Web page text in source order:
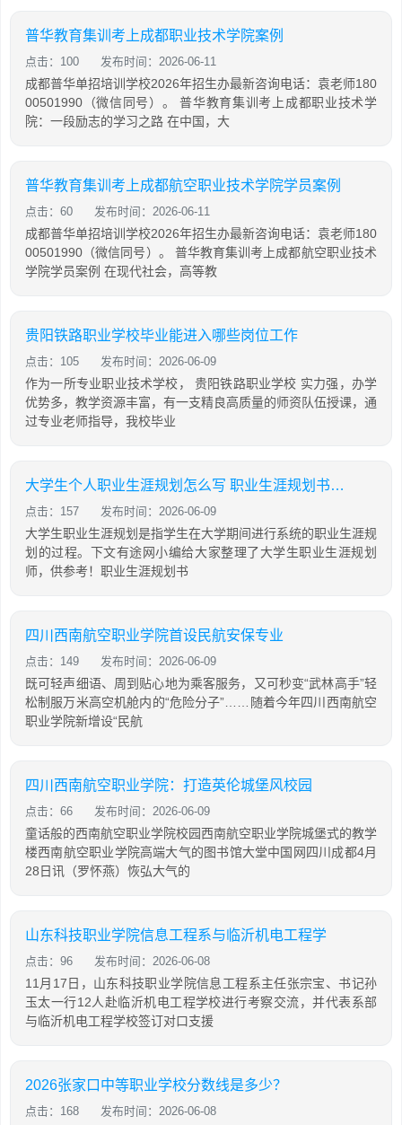
普华教育集训考上成都职业技术学院案例
点击：100 发布时间：2026-06-11
成都普华单招培训学校2026年招生办最新咨询电话：袁老师180
00501990（微信同号）。 普华教育集训考上成都职业技术学
院：一段励志的学习之路 在中国，大
普华教育集训考上成都航空职业技术学院学员案例
点击：60 发布时间：2026-06-11
成都普华单招培训学校2026年招生办最新咨询电话：袁老师180
00501990（微信同号）。 普华教育集训考上成都航空职业技术
学院学员案例 在现代社会，高等教
贵阳铁路职业学校毕业能进入哪些岗位工作
点击：105 发布时间：2026-06-09
作为一所专业职业技术学校， 贵阳铁路职业学校 实力强，办学
优势多，教学资源丰富，有一支精良高质量的师资队伍授课，通
过专业老师指导，我校毕业
大学生个人职业生涯规划怎么写 职业生涯规划书范文3000字
点击：157 发布时间：2026-06-09
大学生职业生涯规划是指学生在大学期间进行系统的职业生涯规
划的过程。下文有途网小编给大家整理了大学生职业生涯规划
师，供参考！职业生涯规划书
四川西南航空职业学院首设民航安保专业
点击：149 发布时间：2026-06-09
既可轻声细语、周到贴心地为乘客服务，又可秒变“武林高手”轻
松制服万米高空机舱内的“危险分子”……随着今年四川西南航空
职业学院新增设“民航
四川西南航空职业学院：打造英伦城堡风校园
点击：66 发布时间：2026-06-09
童话般的西南航空职业学院校园西南航空职业学院城堡式的教学
楼西南航空职业学院高端大气的图书馆大堂中国网四川成都4月
28日讯（罗怀燕）恢弘大气的
山东科技职业学院信息工程系与临沂机电工程学
点击：96 发布时间：2026-06-08
11月17日，山东科技职业学院信息工程系主任张宗宝、书记孙
玉太一行12人赴临沂机电工程学校进行考察交流，并代表系部
与临沂机电工程学校签订对口支援
2026张家口中等职业学校分数线是多少？
点击：168 发布时间：2026-06-08